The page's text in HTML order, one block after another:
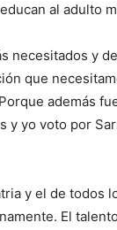
al adulto
necesitados y
que
además
yo voto por
y el de todos
El